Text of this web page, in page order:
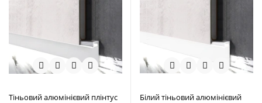
Тіньовий алюмінієвий плінтус
Білий тіньовий алюмінієвий